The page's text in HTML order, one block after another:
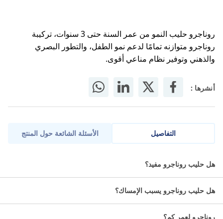
روناجرو حليب النمو من عمر السنة حتى 3 سنوات، تركيبة
روناجرو متوازنه تمامًا لدعم نمو الطفل، والتطور البصري
والذهني وتوفير نظام مناعي أقوى.
أنشرها :
التفاصيل
معلومات عن حليب روناجرو حليب
الأسئلة الشائعة حول المنتج
هل حليب روناجرو مفيد؟
هل حليب روناجرو يسبب الإمساك؟
روناجرو لعمر كم؟